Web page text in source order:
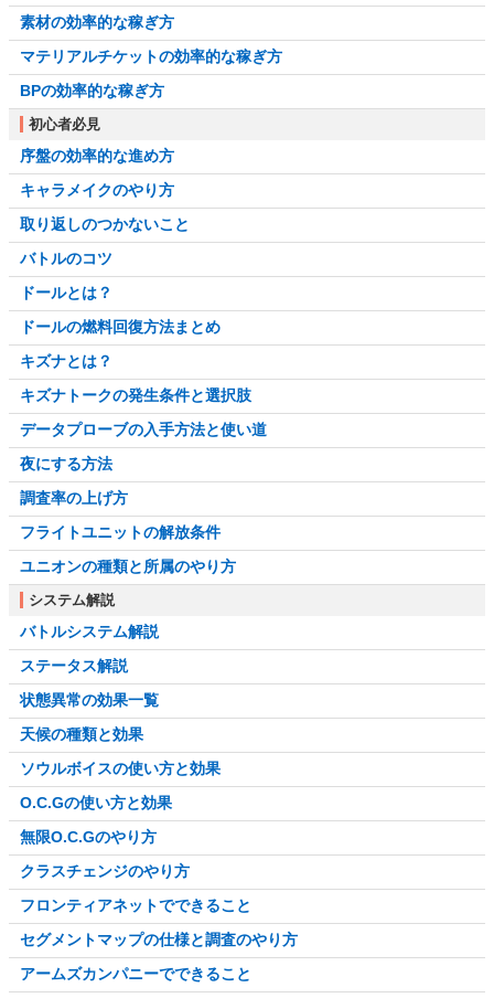
素材の効率的な稼ぎ方
マテリアルチケットの効率的な稼ぎ方
BPの効率的な稼ぎ方
初心者必見
序盤の効率的な進め方
キャラメイクのやり方
取り返しのつかないこと
バトルのコツ
ドールとは？
ドールの燃料回復方法まとめ
キズナとは？
キズナトークの発生条件と選択肢
データプローブの入手方法と使い道
夜にする方法
調査率の上げ方
フライトユニットの解放条件
ユニオンの種類と所属のやり方
システム解説
バトルシステム解説
ステータス解説
状態異常の効果一覧
天候の種類と効果
ソウルボイスの使い方と効果
O.C.Gの使い方と効果
無限O.C.Gのやり方
クラスチェンジのやり方
フロンティアネットでできること
セグメントマップの仕様と調査のやり方
アームズカンパニーでできること